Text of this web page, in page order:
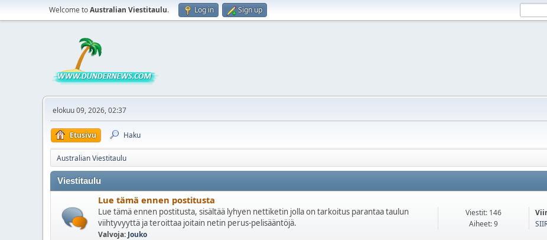
Welcome toAustralian Viestitaulu. Log in Sign up
elokuu 09, 2026, 02:37
Etusivu Haku
Australian Viestitaulu
Viestitaulu
Lue tämä ennen postitusta
Lue tämä ennen postitusta, sisältää lyhyen nettiketin jolla on tarkoitus parantaa taulun
viihtyvyyttä ja teroittaa joitain netin perus-pelisääntöjä.
Valvoja: Jouko
Viestit: 146
Aiheet: 9